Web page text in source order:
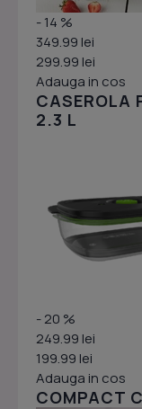
- 14 %
349.99 lei
299.99 lei
Adauga in cos
CASEROLA
2.3 L
- 20 %
249.99 lei
199.99 lei
Adauga in cos
COMPACT